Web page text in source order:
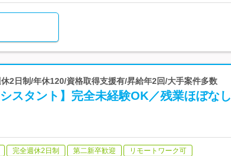
2日制/年休120/資格取得支援有/昇給年2回/大手案件多数
スタント】完全未経験OK／残業ほぼなし
完全週休2日制 第二新卒歓迎 リモートワーク可